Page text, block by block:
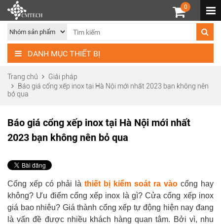
0
DANH MỤC THIẾT BỊ
Trang chủ
Giải pháp
Báo giá cổng xếp inox tại Hà Nội mới nhất 2023 bạn không nên
bỏ qua
Báo giá cổng xếp inox tại Hà Nội mới nhất
2023 bạn không nên bỏ qua
Cổng xếp có phải là thiết bị kiểm soát ra vào cổng hay
không? Ưu điểm cổng xếp inox là gì? Cửa cổng xếp inox
giá bao nhiêu? Giá thành cổng xếp tự động hiện nay đang
là vấn đề được nhiều khách hàng quan tâm. Bởi vì, nhu